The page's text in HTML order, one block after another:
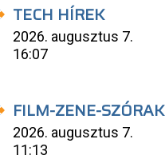
TECH HÍREK
2026. augusztus 7.
16:07
FILM-ZENE-
2026. augusztus 7.
11:13